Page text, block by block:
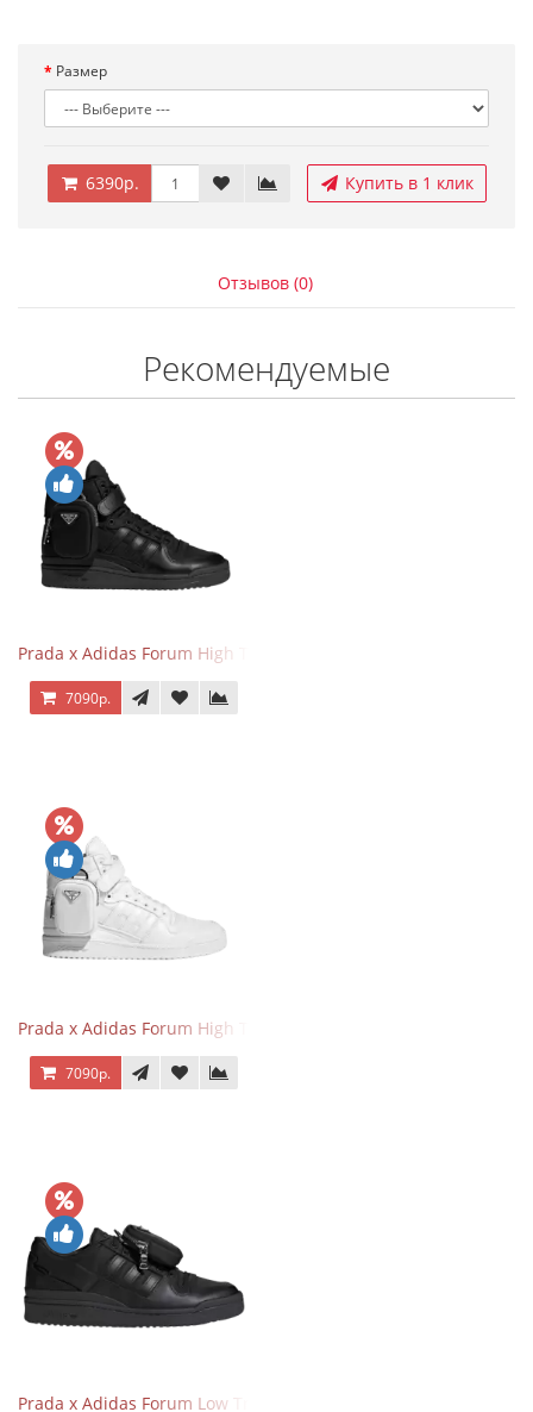
Размер
6390р. Купить в 1 клик
Отзывов (0)
Рекомендуемые
Prada x Adidas Forum High Triple Black
7090р.
Prada x Adidas Forum High Triple White
7090р.
Prada x Adidas Forum Low Triple Black